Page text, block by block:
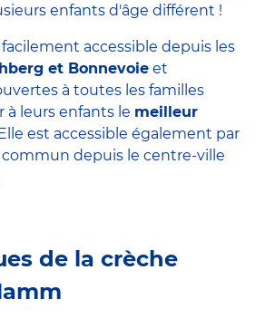
enfants d'âge différent !
accessible depuis les
et Bonnevoie et
à toutes les familles
à leurs enfants le meilleur
est accessible également par
commun depuis le centre-ville
de la crèche